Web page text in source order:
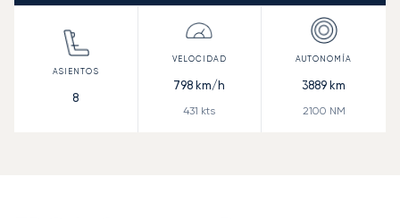
8
798 km/h
431 kts
3889 km
2100 NM